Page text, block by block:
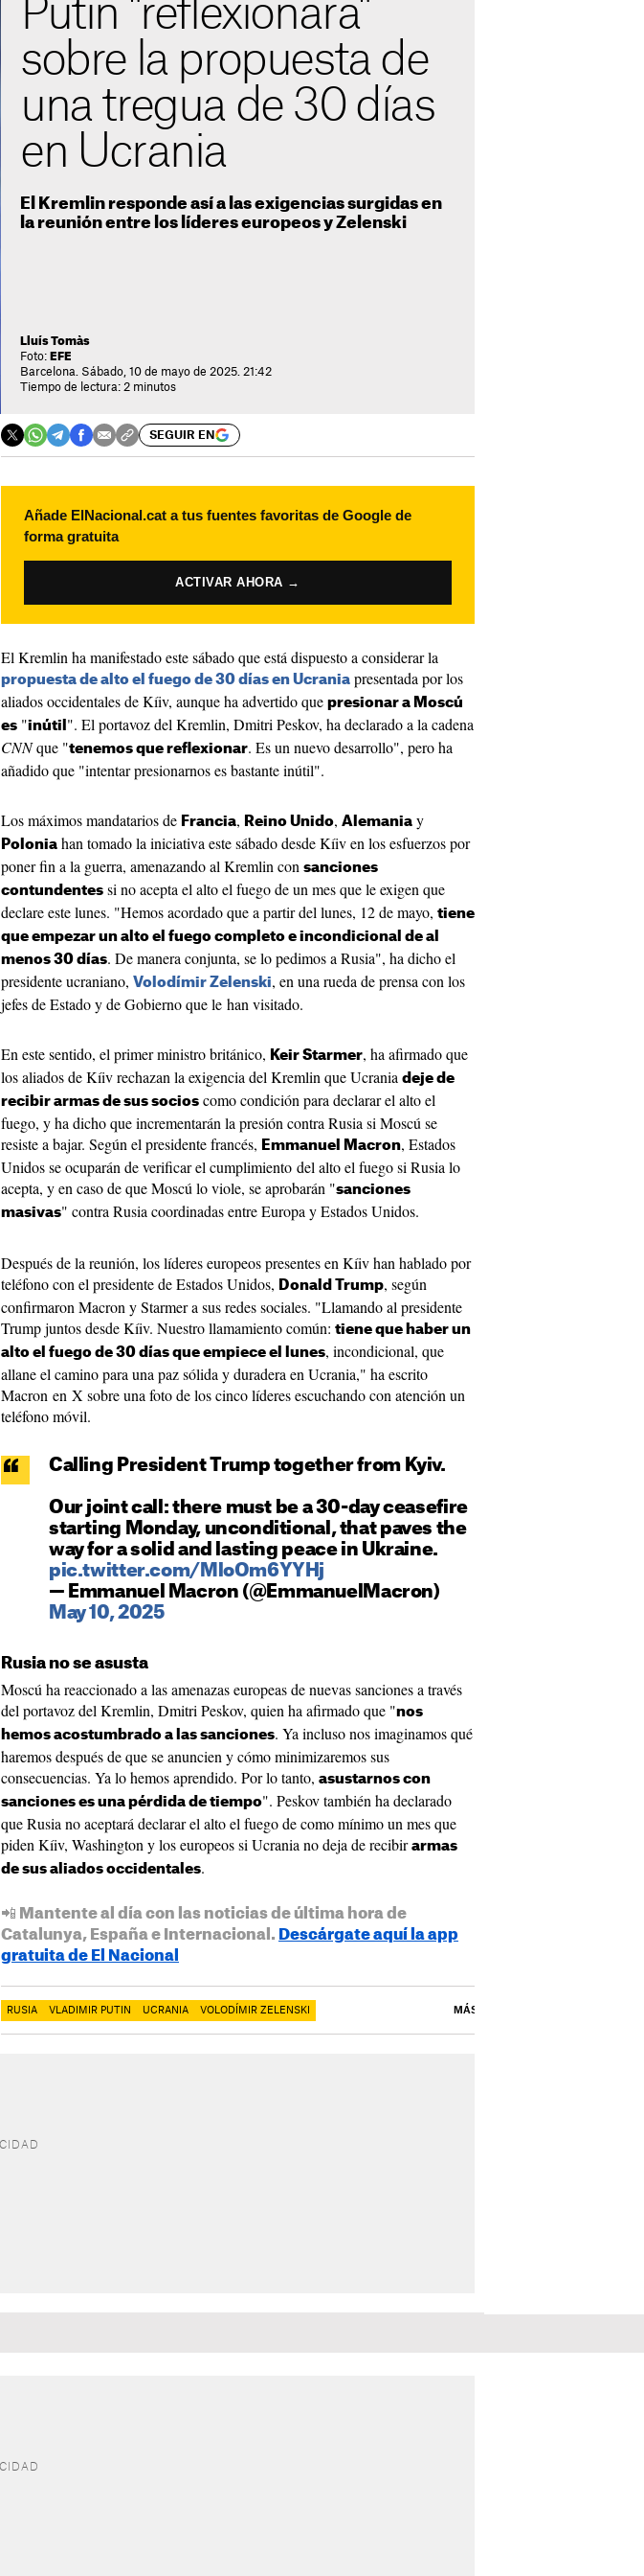
Putin "reflexionará"
sobre la propuesta de
una tregua de 30 días
en Ucrania
El Kremlin responde así a las exigencias surgidas en
la reunión entre los líderes europeos y Zelenski
Lluís Tomàs
Foto: EFE
Barcelona. Sábado, 10 de mayo de 2025. 21:42
Tiempo de lectura: 2 minutos
SEGUIR EN
Añade ElNacional.cat a tus fuentes favoritas de Google de
forma gratuita
ACTIVAR AHORA →
El Kremlin ha manifestado este sábado que está dispuesto a considerar la
propuesta de alto el fuego de 30 días en Ucrania presentada por los
aliados occidentales de Kíiv, aunque ha advertido que presionar a Moscú
es "inútil ". El portavoz del Kremlin, Dmitri Peskov, ha declarado a la cadena
CNNque "tenemos que reflexionar. Es un nuevo desarrollo", pero ha
añadido que "intentar presionarnos es bastante inútil".
Los máximos mandatarios de Francia, Reino Unido, Alemania y
Polonia han tomado la iniciativa este sábado desde Kíiv en los esfuerzos por
poner fin a la guerra, amenazando al Kremlin con sanciones
contundentes si no acepta el alto el fuego de un mes que le exigen que
declare este lunes. "Hemos acordado que a partir del lunes, 12 de mayo, tiene
que empezar un alto el fuego completo e incondicional de al
menos 30 días. De manera conjunta, se lo pedimos a Rusia", ha dicho el
presidente ucraniano, Volodímir Zelenski, en una rueda de prensa con los
jefes de Estado y de Gobierno que le han visitado.
En este sentido, el primer ministro británico, Keir Starmer, ha afirmado que
los aliados de Kíiv rechazan la exigencia del Kremlin que Ucrania deje de
recibir armas de sus socios como condición para declarar el alto el
fuego, y ha dicho que incrementarán la presión contra Rusia si Moscú se
resiste a bajar. Según el presidente francés, Emmanuel Macron, Estados
Unidos se ocuparán de verificar el cumplimiento del alto el fuego si Rusia lo
acepta, y en caso de que Moscú lo viole, se aprobarán "sanciones
masivas" contra Rusia coordinadas entre Europa y Estados Unidos.
Después de la reunión, los líderes europeos presentes en Kíiv han hablado por
teléfono con el presidente de Estados Unidos, Donald Trump, según
confirmaron Macron y Starmer a sus redes sociales. "Llamando al presidente
Trump juntos desde Kíiv. Nuestro llamamiento común: tiene que haber un
alto el fuego de 30 días que empiece el lunes, incondicional, que
allane el camino para una paz sólida y duradera en Ucrania," ha escrito
Macron en X sobre una foto de los cinco líderes escuchando con atención un
teléfono móvil.
Calling President Trump together from Kyiv.
Our joint call: there must be a 30-day ceasefire
starting Monday, unconditional, that paves the
way for a solid and lasting peace in Ukraine.
pic.twitter.com/MloOm6YYHj
— Emmanuel Macron (@EmmanuelMacron)
May 10, 2025
Rusia no se asusta
Moscú ha reaccionado a las amenazas europeas de nuevas sanciones a través
del portavoz del Kremlin, Dmitri Peskov, quien ha afirmado que "nos
hemos acostumbrado a las sanciones. Ya incluso nos imaginamos qué
haremos después de que se anuncien y cómo minimizaremos sus
consecuencias. Ya lo hemos aprendido. Por lo tanto, asustarnos con
sanciones es una pérdida de tiempo". Peskov también ha declarado
que Rusia no aceptará declarar el alto el fuego de como mínimo un mes que
piden Kíiv, Washington y los europeos si Ucrania no deja de recibir armas
de sus aliados occidentales.
📲 Mantente al día con las noticias de última hora de
Catalunya, España e Internacional. Descárgate aquí la app
gratuita de El Nacional
RUSIA VLADIMIR PUTIN UCRANIA VOLODÍMIR ZELENSKI MÁS